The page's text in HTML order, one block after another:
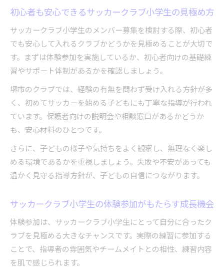
兄弟で通いやすい堺市サッカークラブ小学生の
魅力
初期費用を抑える堺市サッカークラブ小学生の
選び方
初心者も安心できる堺市サッカークラブ小学生体験
談
サッカークラブ小学生初心者が堺市で感じた安
心感
堺市サッカークラブ小学生体験参加のリアルな
声
サッカークラブ小学生の初参加で得た成長体験
とは
初心者向け堺市サッカークラブ小学生のサポー
サッカークラブ小学生が笑顔で通える堺市の理
由
成長機会豊富な堺市のサッカークラブ小学生向け環
境とは
サッカークラブ小学生が伸びる堺市の育成メソ
初心者も安心できるサッカークラブ小学生の見極め方
サッカークラブ小学生のメンバー募集を検討する際、初心者
でも安心して入れるクラブかどうかを見極めることが大切で
す。まずは体験参加を実施しているか、初心者向けの基礎練
習やサポート体制があるかを確認しましょう。
堺市のクラブでは、経験の有無を問わず受け入れる方針が多
く、初めてサッカーを始める子どもにも丁寧な指導が行われ
ています。保護者向けの説明会や相談窓口があるかどうか
も、安心材料のひとつです。
さらに、子どもの様子や気持ちをよく観察し、無理なく楽し
める環境であるかを重視しましょう。失敗や不安があっても
温かく見守る指導方針が、子どもの自信につながります。
サッカークラブ小学生の体験参加がもたらす成長機会
体験参加は、サッカークラブ小学生にとって自分に合ったク
ラブを見極める大きなチャンスです。実際の練習に参加する
ことで、指導者の雰囲気やチームメイトとの相性、練習内容
を肌で感じられます。